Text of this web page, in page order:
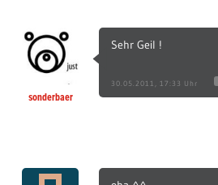
sonderbaer
Sehr Geil !
30.05.2011, 17:33 Uhr